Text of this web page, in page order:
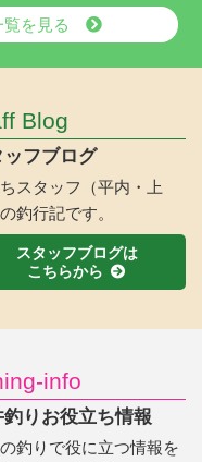
を見る
Blog
ッフブログ
スタッフ（平内・上
釣行記です。
スタッフブログは
こちらから
info
釣りお役立ち情報
釣りで役に立つ情報を